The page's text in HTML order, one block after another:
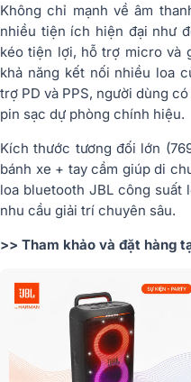
Không chỉ mạnh về âm
nhiều tiện ích hiện đại như
kéo tiện lợi, hỗ trợ micro và
khả năng kết nối nhiều loa
trợ PD và PPS, người dùng
pin sạc dự phòng chính hiệu.
Kích thước tương đối lớn
bánh xe + tay cầm giúp di
loa bluetooth JBL công suất
nhu cầu giải trí chuyên sâu.
>> Tham khảo và đặt hàng